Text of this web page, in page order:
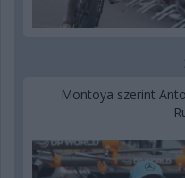
Montoya szerint